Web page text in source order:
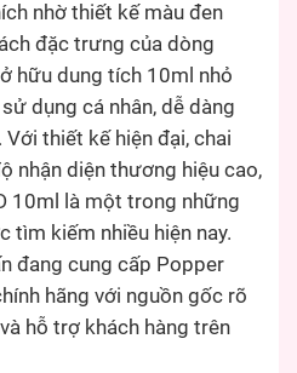
nhờ thiết kế màu đen
đặc trưng của dòng
hữu dung tích 10ml nhỏ
dụng cá nhân, dễ dàng
thiết kế hiện đại, chai
nhận diện thương hiệu cao,
10ml là một trong những
tìm kiếm nhiều hiện nay.
đang cung cấp Popper
hãng với nguồn gốc rõ
hỗ trợ khách hàng trên